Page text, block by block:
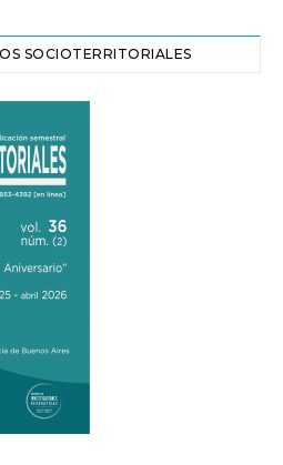
SOCIOTERRITORIALES